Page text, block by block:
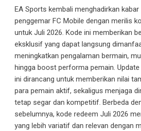
EA Sports kembali menghadirkan
penggemar FC Mobile dengan merilis
untuk Juli 2026. Kode ini memberikan
eksklusif yang dapat langsung
meningkatkan pengalaman bermain,
hingga boost performa pemain.
ini dirancang untuk memberikan nilai
para pemain aktif, sekaligus menjaga
tetap segar dan kompetitif. Berbeda
sebelumnya, kode redeem Juli 2026
yang lebih variatif dan relevan dengan